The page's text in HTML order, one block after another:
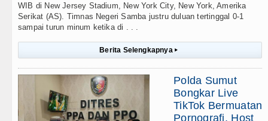
WIB di New Jersey Stadium, New York City, New York, Amerika
Serikat (AS). Timnas Negeri Samba justru duluan tertinggal 0-1
sampai turun minum ketika di . . .
Berita Selengkapnya ▸
Polda Sumut
Bongkar Live
TikTok Bermuatan
Pornografi, Host